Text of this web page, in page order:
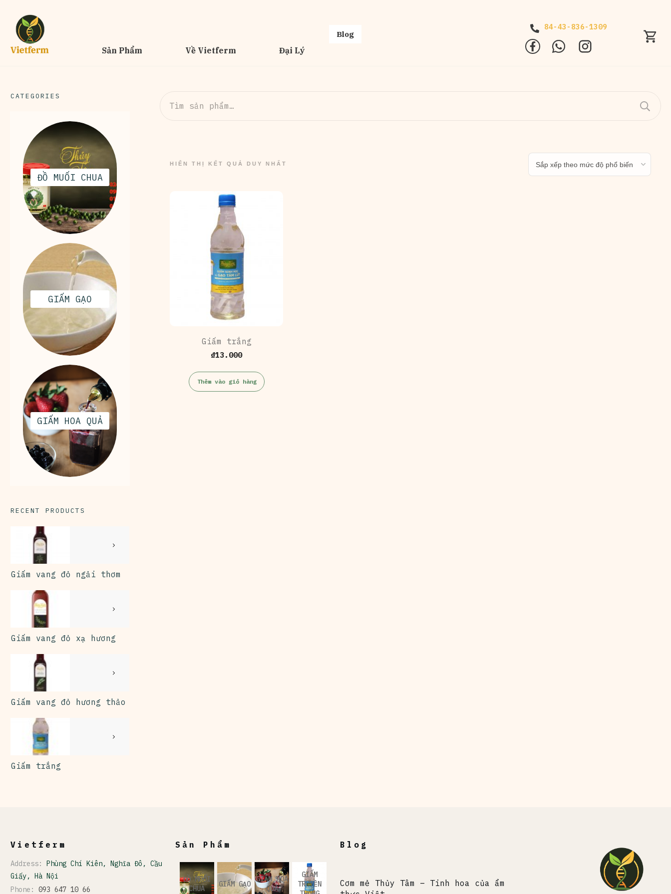
Sản Phẩm Về Vietferm Đại Lý
Blog
84-43-836-1309
Tìm
HIỂN THỊ KẾT QUẢ DUY NHẤT
Giấm trắng
₫13.000
Thêm vào giỏ hàng
CATEGORIES
ĐỒ MUỐI CHUA
GIẤM GẠO
GIẤM HOA QUẢ
RECENT PRODUCTS
Giấm vang đỏ ngải thơm
Giấm vang đỏ xạ hương
Giấm vang đỏ hương thảo
Giấm trắng
Vietferm
Address:
Phùng Chí Kiên, Nghĩa Đô, Cầu
Giấy, Hà Nội
Phone: 093 647 10 66
Sản Phẩm
ĐỒ MUỐI
CHUA
GIẤM GẠO
GIẤM HOA
QUẢ
GIẤM
TRUYỀN
Blog
Cơm mẻ Thủy Tâm – Tinh hoa của ẩm